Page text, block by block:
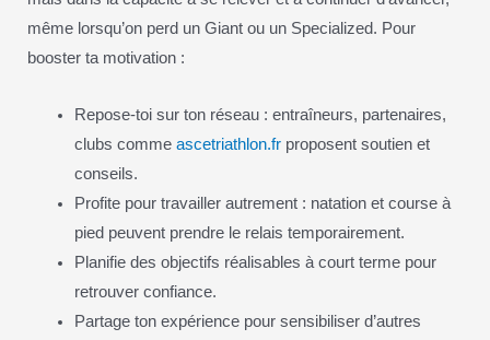
même lorsqu’on perd un Giant ou un Specialized. Pour
booster ta motivation :
Repose-toi sur ton réseau : entraîneurs, partenaires,
clubs commeascetriathlon.fr proposent soutien et
conseils.
Profite pour travailler autrement : natation et course à
pied peuvent prendre le relais temporairement.
Planifie des objectifs réalisables à court terme pour
retrouver confiance.
Partage ton expérience pour sensibiliser d’autres